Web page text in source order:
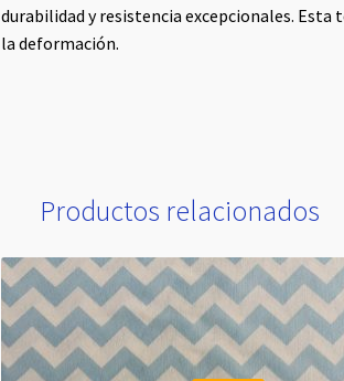
durabilidad y resistencia excepcionales. Esta
la deformación.
Productos relacionados